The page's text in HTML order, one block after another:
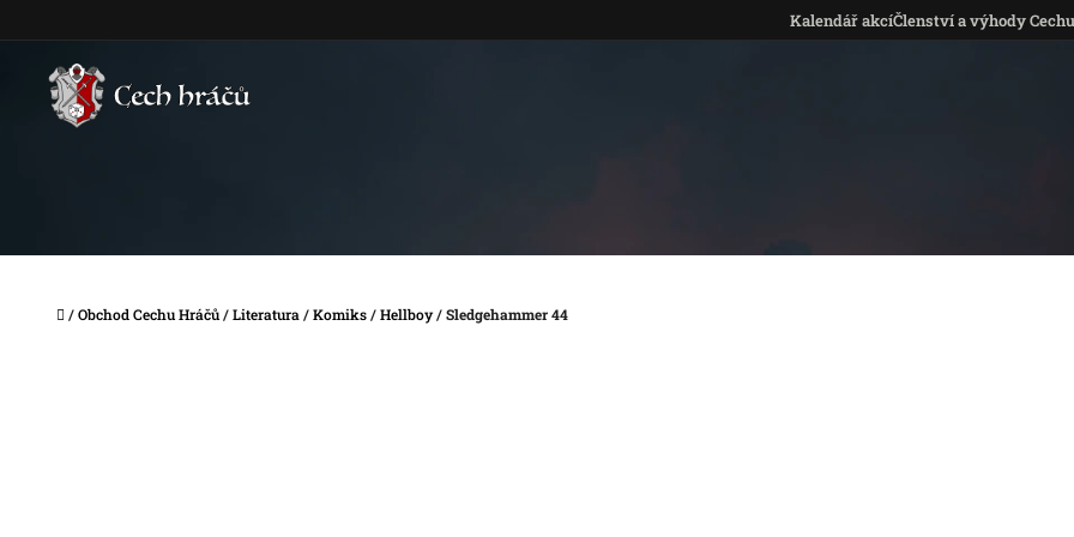
Kalendář akcíČlenství a výhody Cechu
Domů
/Obchod Cechu Hráčů/Literatura/Komiks/Hellboy/Sledgehammer 44